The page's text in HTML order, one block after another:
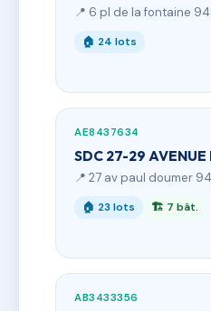
📍 6 pl de la fontaine
🏠 24 lots
AE8437634
SDC 27-29 AVENUE
📍 27 av paul doumer
🏠 23 lots 🏗 7 bât.
AB3433356